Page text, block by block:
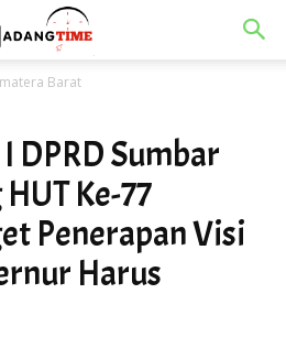
Barat
DPRD Sumbar
Ke-77
Penerapan Visi
Harus